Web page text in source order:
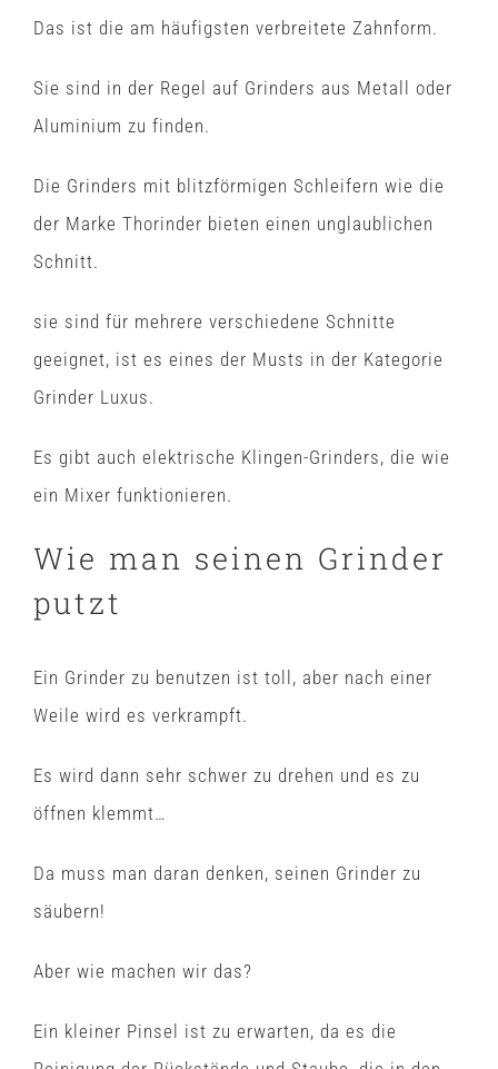
Das ist die am häufigsten verbreitete Zahnform.
Sie sind in der Regel auf Grinders aus Metall oder
Aluminium zu finden.
Die Grinders mit blitzförmigen Schleifern wie die
der Marke Thorinder bieten einen unglaublichen
Schnitt.
sie sind für mehrere verschiedene Schnitte
geeignet, ist es eines der Musts in der Kategorie
Grinder Luxus.
Es gibt auch elektrische Klingen-Grinders, die wie
ein Mixer funktionieren.
Wie man seinen Grinder
putzt
Ein Grinder zu benutzen ist toll, aber nach einer
Weile wird es verkrampft.
Es wird dann sehr schwer zu drehen und es zu
öffnen klemmt…
Da muss man daran denken, seinen Grinder zu
säubern!
Aber wie machen wir das?
Ein kleiner Pinsel ist zu erwarten, da es die